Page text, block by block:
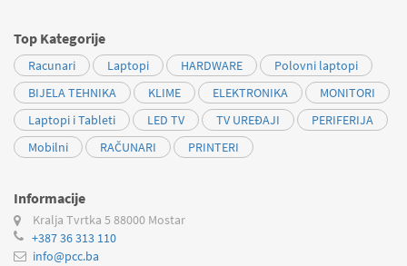
Top Kategorije
Racunari Laptopi HARDWARE
Polovni laptopi
BIJELA TEHNIKA
KLIME ELEKTRONIKA
MONITORI
Laptopi i Tableti
LED TV TV UREĐAJI
PERIFERIJA
Mobilni
RAČUNARI PRINTERI
Informacije
Kralja Tvrtka 5 88000 Mostar
+387 36 313 110
info@pcc.ba